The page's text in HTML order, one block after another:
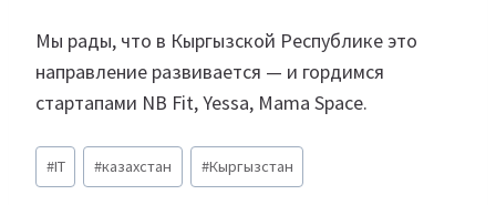
Мы рады, что в Кыргызской Республике это
направление развивается — и гордимся
стартапами NB Fit, Yessa, Mama Space.
Метки
записи:
#IT #казахстан #Кыргызстан